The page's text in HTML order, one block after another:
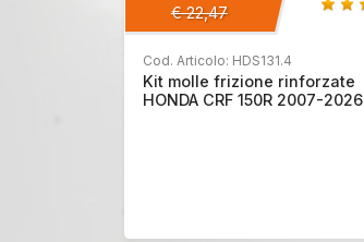
€ 22,47
Cod. Articolo: HDS131.4
Kit molle frizione rinforzate
HONDA CRF 150R 2007-2026